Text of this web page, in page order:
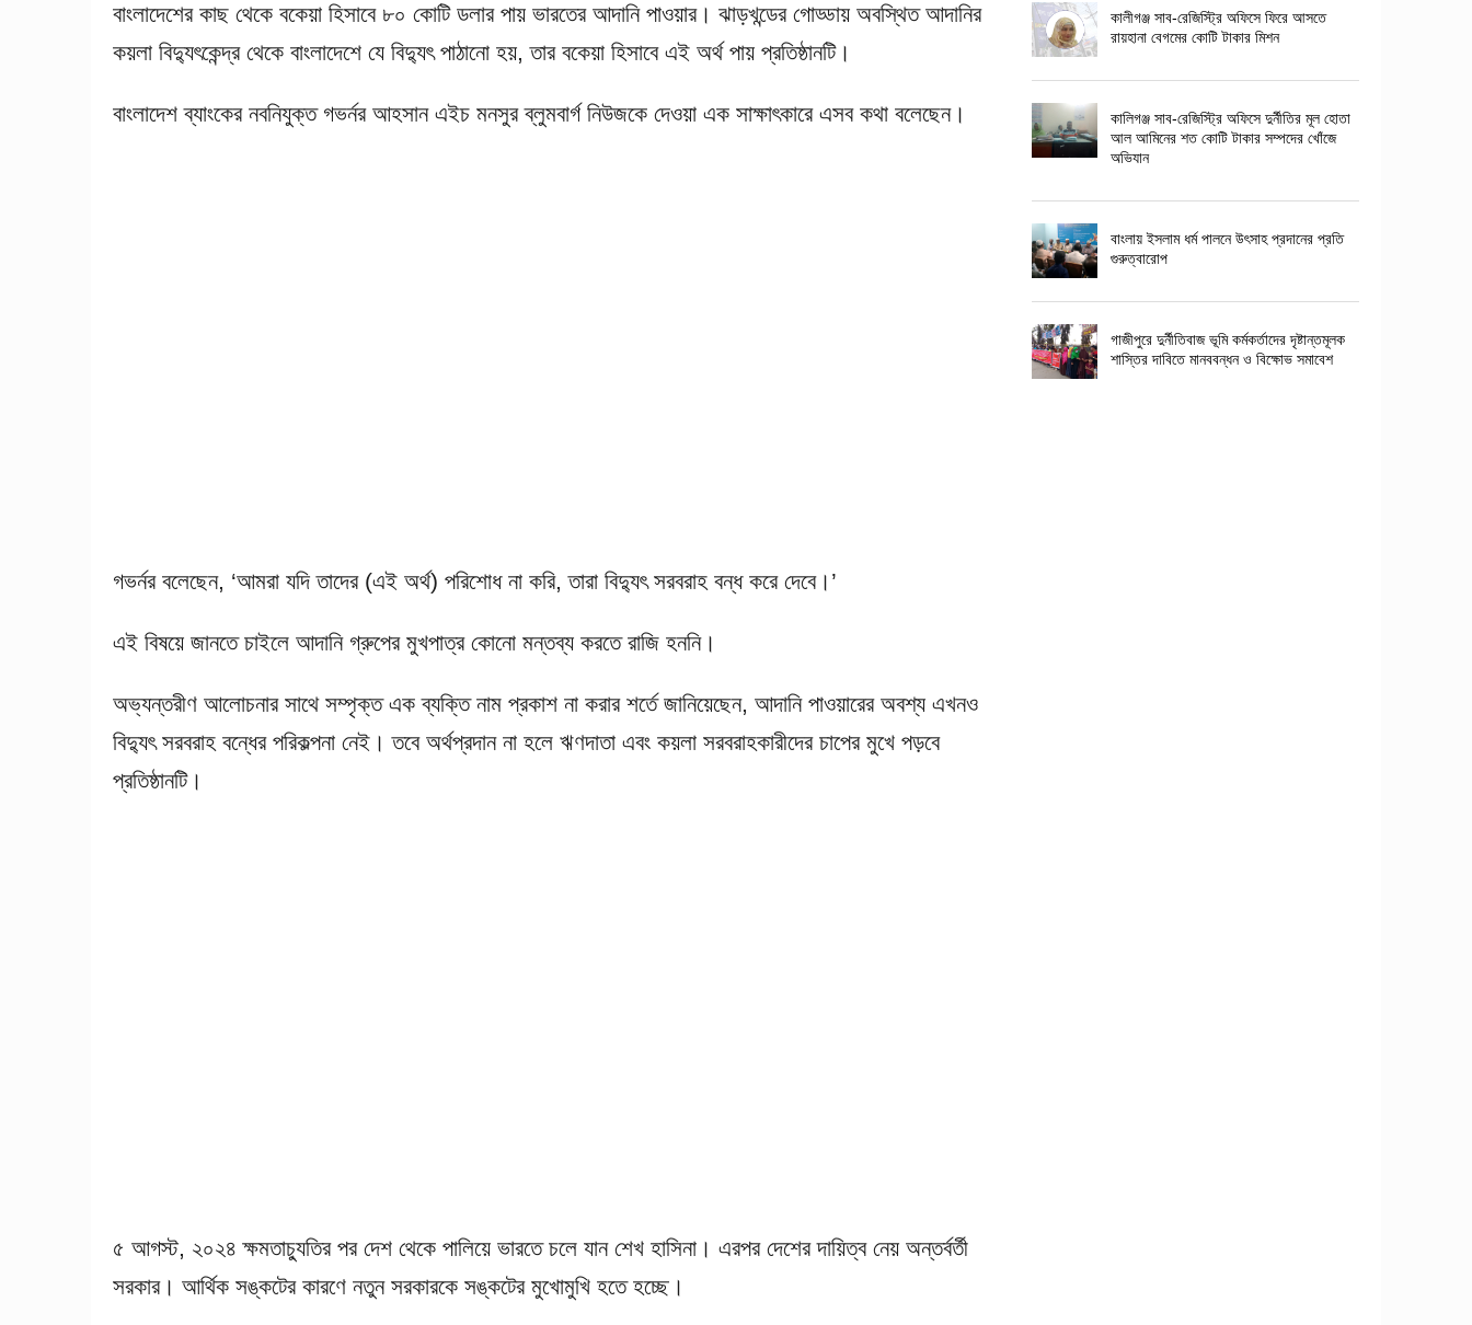
বাংলাদেশের কাছ থেকে বকেয়া হিসাবে ৮০ কোটি ডলার পায় ভারতের আদানি পাওয়ার। ঝাড়খন্ডের গোড্ডায় অবস্থিত আদানির
কয়লা বিদ্যুৎকেন্দ্র থেকে বাংলাদেশে যে বিদ্যুৎ পাঠানো হয়, তার বকেয়া হিসাবে এই অর্থ পায় প্রতিষ্ঠানটি।
বাংলাদেশ ব্যাংকের নবনিযুক্ত গভর্নর আহসান এইচ মনসুর ব্লুমবার্গ নিউজকে দেওয়া এক সাক্ষাৎকারে এসব কথা বলেছেন।
গভর্নর বলেছেন, ‘আমরা যদি তাদের (এই অর্থ) পরিশোধ না করি, তারা বিদ্যুৎ সরবরাহ বন্ধ করে দেবে।’
এই বিষয়ে জানতে চাইলে আদানি গ্রুপের মুখপাত্র কোনো মন্তব্য করতে রাজি হননি।
অভ্যন্তরীণ আলোচনার সাথে সম্পৃক্ত এক ব্যক্তি নাম প্রকাশ না করার শর্তে জানিয়েছেন, আদানি পাওয়ারের অবশ্য এখনও
বিদ্যুৎ সরবরাহ বন্ধের পরিকল্পনা নেই। তবে অর্থপ্রদান না হলে ঋণদাতা এবং কয়লা সরবরাহকারীদের চাপের মুখে পড়বে
প্রতিষ্ঠানটি।
৫ আগস্ট, ২০২৪ ক্ষমতাচ্যুতির পর দেশ থেকে পালিয়ে ভারতে চলে যান শেখ হাসিনা। এরপর দেশের দায়িত্ব নেয় অন্তর্বর্তী
সরকার। আর্থিক সঙ্কটের কারণে নতুন সরকারকে সঙ্কটের মুখোমুখি হতে হচ্ছে।
কালীগঞ্জ সাব-রেজিস্ট্রি অফিসে ফিরে আসতে
রায়হানা বেগমের কোটি টাকার মিশন
কালিগঞ্জ সাব-রেজিস্ট্রি অফিসে দুর্নীতির মূল হোতা
আল আমিনের শত কোটি টাকার সম্পদের খোঁজে
অভিযান
বাংলায় ইসলাম ধর্ম পালনে উৎসাহ প্রদানের প্রতি
গুরুত্বারোপ
গাজীপুরে দুর্নীতিবাজ ভূমি কর্মকর্তাদের দৃষ্টান্তমূলক
শাস্তির দাবিতে মানববন্ধন ও বিক্ষোভ সমাবেশ